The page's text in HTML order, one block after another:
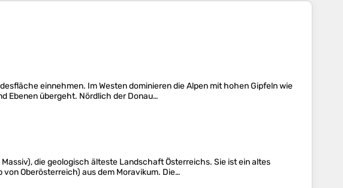
einnehmen. Im Westen dominieren die Alpen mit hohen Gipfeln wie
Ebenen übergeht. Nördlich der Donau…
die geologisch älteste Landschaft Österreichs. Sie ist ein altes
Oberösterreich) aus dem Moravikum. Die…